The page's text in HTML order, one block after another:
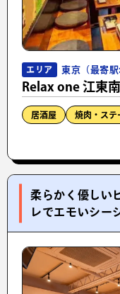
エリア 東京（最寄駅
Relax one 江東
居酒屋 焼肉・ステ
柔らかく優しい
レでエモいシー